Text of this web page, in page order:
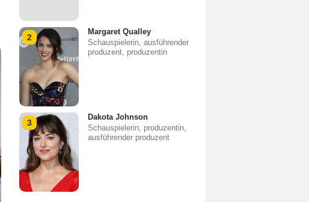
2
Margaret Qualley
Schauspielerin, ausführender
produzent, produzentin
3
Dakota Johnson
Schauspielerin, produzentin,
ausführender produzent